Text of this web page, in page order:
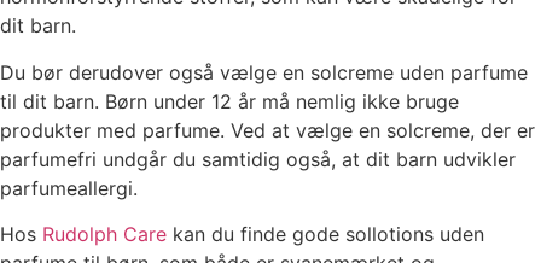
dit barn.
Du bør derudover også vælge en solcreme uden parfume
til dit barn. Børn under 12 år må nemlig ikke bruge
produkter med parfume. Ved at vælge en solcreme, der er
parfumefri undgår du samtidig også, at dit barn udvikler
parfumeallergi.
Hos Rudolph Care kan du finde gode sollotions uden